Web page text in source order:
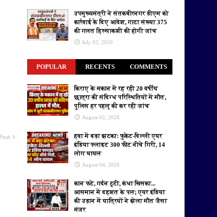
उपमुख्यमंत्री ने संतकबीरनगर डीएम को
कार्रवाई के दिए आदेश, गाटा संख्या 375
की गलत हिस्साकशी की होगी जांच
July 02, 2026
POPULAR RECENTS COMMENTS
किराए के मकान में रह रही 20 वर्षीय
छात्रा की संदिग्ध परिस्थितियों में मौत,
पुलिस हर पहलू की कर रही जांच
August 02, 2026
हवा में बड़ा झटका: फुकेट-दिल्ली एयर
इंडिया फ्लाइट 300 फीट नीचे गिरी, 14
लोग घायल
August 04, 2026
कान फटे, गर्दन टूटी, कंधा खिसका...
आसमान में दहशत के पल; एयर इंडिया
की उड़ान में यात्रियों ने झेला मौत जैसा
मंजर